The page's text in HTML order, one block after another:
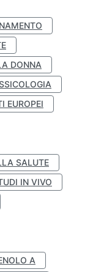
DONNA
EUROPEI
SALUTE
IN VIVO
A